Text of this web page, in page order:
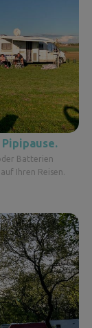
Batterien
Ihren Reisen.